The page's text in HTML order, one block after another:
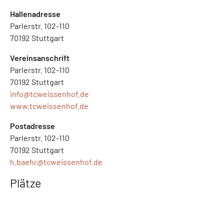
Hallenadresse
Parlerstr. 102-110
70192 Stuttgart
Vereinsanschrift
Parlerstr. 102-110
70192 Stuttgart
info@tcweissenhof.de
www.tcweissenhof.de
Postadresse
Parlerstr. 102-110
70192 Stuttgart
h.baehr@tcweissenhof.de
Plätze